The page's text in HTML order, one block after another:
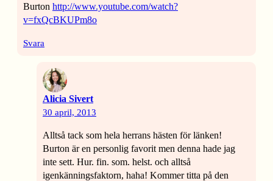
Burton http://www.youtube.com/watch?
v=fxQcBKUPm8o
Svara
Alicia Sivert
30 april, 2013
Alltså tack som hela herrans hästen för länken!
Burton är en personlig favorit men denna hade jag
inte sett. Hur. fin. som. helst. och alltså
igenkänningsfaktorn, haha! Kommer titta på den